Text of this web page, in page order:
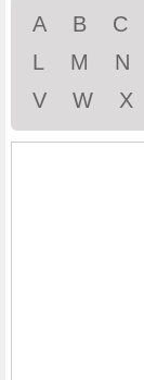
A B C
L
M N
V
W X